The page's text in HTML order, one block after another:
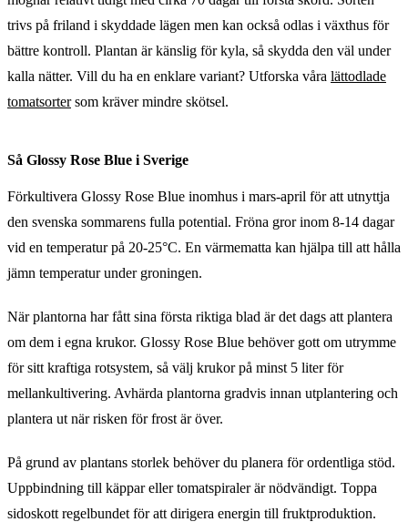
trivs på friland i skyddade lägen men kan också odlas i växthus för
bättre kontroll. Plantan är känslig för kyla, så skydda den väl under
kalla nätter. Vill du ha en enklare variant? Utforska våra lättodlade
tomatsortersom kräver mindre skötsel.
Så Glossy Rose Blue i Sverige
Förkultivera Glossy Rose Blue inomhus i mars-april för att utnyttja
den svenska sommarens fulla potential. Fröna gror inom 8-14 dagar
vid en temperatur på 20-25°C. En värmematta kan hjälpa till att hålla
jämn temperatur under groningen.
När plantorna har fått sina första riktiga blad är det dags att plantera
om dem i egna krukor. Glossy Rose Blue behöver gott om utrymme
för sitt kraftiga rotsystem, så välj krukor på minst 5 liter för
mellankultivering. Avhärda plantorna gradvis innan utplantering och
plantera ut när risken för frost är över.
På grund av plantans storlek behöver du planera för ordentliga stöd.
Uppbindning till käppar eller tomatspiraler är nödvändigt. Toppa
sidoskott regelbundet för att dirigera energin till fruktproduktion.